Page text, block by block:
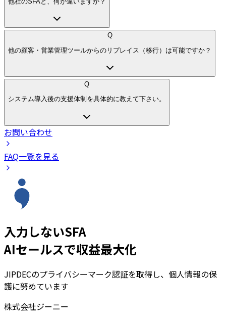
Q
他の顧客・営業管理ツールからのリプレイス（移行）は可能ですか？
Q
システム導入後の支援体制を具体的に教えて下さい。
お問い合わせ
FAQ一覧を見る
入力しないSFA
AIセールスで収益最大化
JIPDECのプライバシーマーク認証を取得し、個人情報の保
護に努めています
株式会社ジーニー